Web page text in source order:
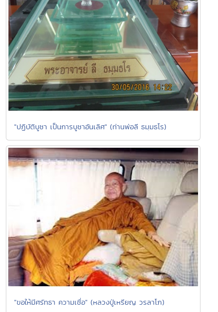
"ปฏิบัติบูชา เป็นการบูชาอันเลิศ" (ท่านพ่อลี ธมฺมธโร)
"ขอให้มีศรัทธา ความเชื่อ" (หลวงปู่เหรียญ วรลาโภ)